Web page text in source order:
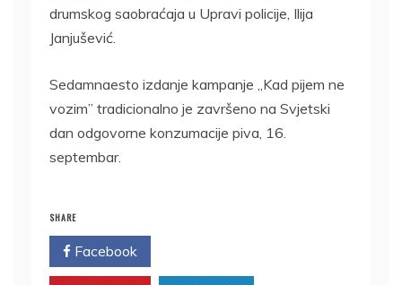
drumskog saobraćaja u Upravi policije, Ilija
Janjušević.
Sedamnaesto izdanje kampanje „Kad pijem ne
vozim” tradicionalno je završeno na Svjetski
dan odgovorne konzumacije piva, 16.
septembar.
SHARE
Facebook